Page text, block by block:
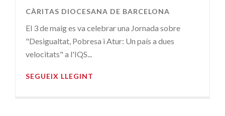
CÀRITAS DIOCESANA DE BARCELONA
El 3 de maig es va celebrar una Jornada sobre
"Desigualtat, Pobresa i Atur: Un país a dues
velocitats" a l'IQS...
SEGUEIX LLEGINT